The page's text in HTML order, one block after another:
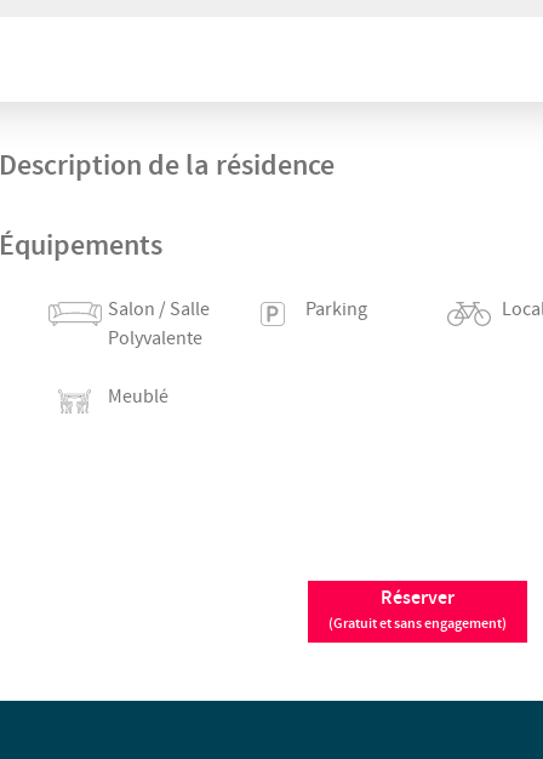
Description de la résidence
Équipements
Salon / Salle
Polyvalente
Parking
Meublé
Réserver
(Gratuit et sans engagement)